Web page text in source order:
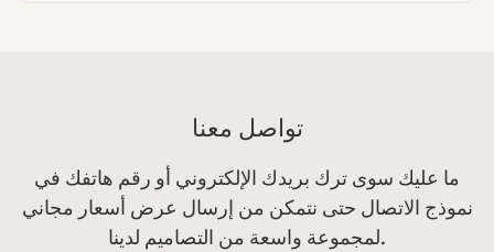
تواصل معنا
ما عليك سوى ترك بريدك الإلكتروني أو رقم هاتفك في
نموذج الاتصال حتى نتمكن من إرسال عرض أسعار مجاني
لمجموعة واسعة من التصاميم لدينا.